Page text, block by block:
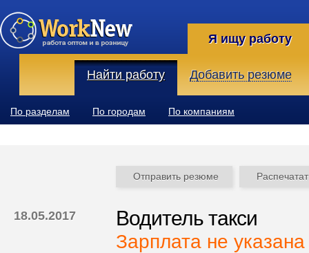
Я ищу работу
Найти работу Добавить резюме
По разделам По городам По компаниям
Отправить резюме
18.05.2017 Водитель такси
Зарплата не указана